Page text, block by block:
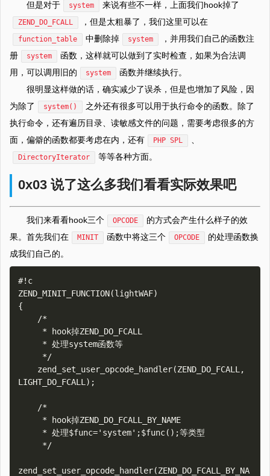
但是对于 system 来说有些不一样，上面我们hook掉了
ZEND_DO_FCALL ，但是太粗暴了，我们这里可以在
function_table 中删除掉 system
，并用我们自己的函数注
册
system
函数，这样就可以做到了实时检查，如果为合法调
用，可以调用旧的
system
函数并继续执行。
很明显这样做的话，确实减少了误杀，但是也增加了风险，因
为除了
system()
之外还有很多可以用于执行命令的函数。除了
执行命令，还有遍历目录、读敏感文件的问题，需要考虑很多的方
面，偏僻的函数都要考虑在内，还有
PHP SPL
DirectoryIterator 等等各种方面。
0x03 说了这么多我们看看实际效果吧
我们来看看hook三个 OPCODE
的方式会产生什么样子的效
果。首先我们在
MINIT 函数中将这三个 OPCODE
的处理函数换
成我们自己的。
#!c
ZEND_MINIT_FUNCTION(lightWAF)
{
LIGHT_DO_FCALL);
zend_set_user_opcode_handler(ZEND_DO_FCALL_BY_NA